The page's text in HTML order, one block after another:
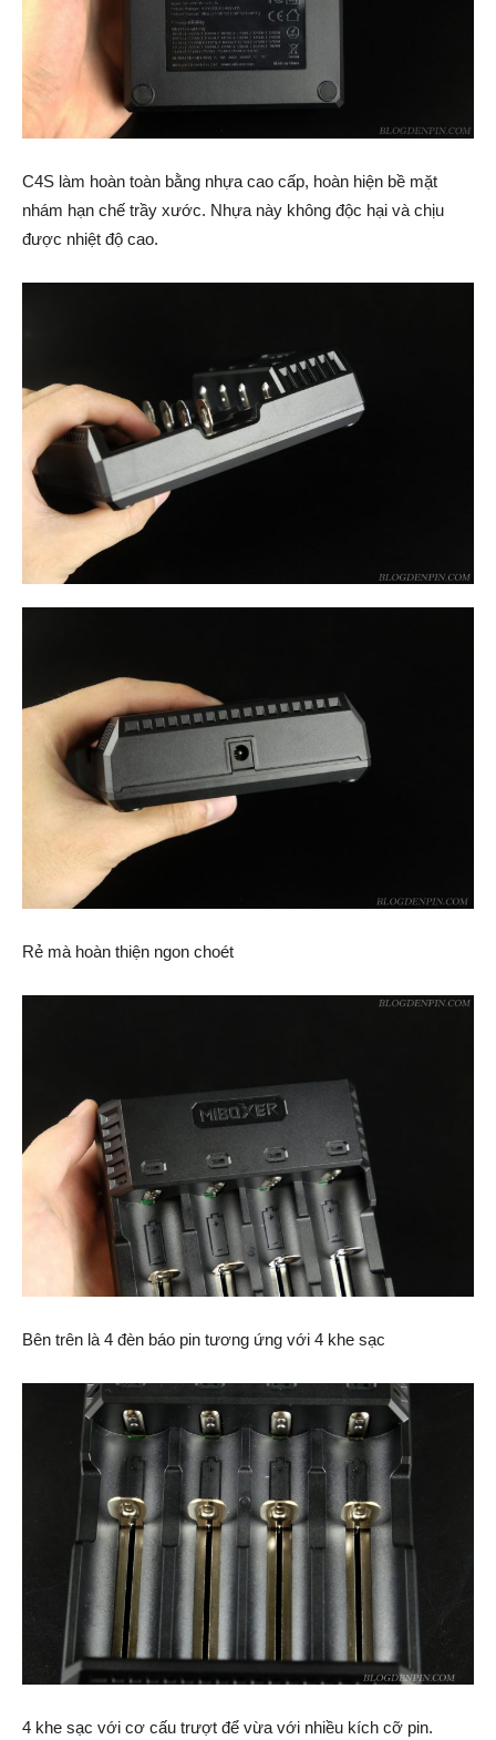
C4S làm hoàn toàn bằng nhựa cao cấp, hoàn hiện bề mặt
nhám hạn chế trầy xước. Nhựa này không độc hại và chịu
được nhiệt độ cao.
Rẻ mà hoàn thiện ngon choét
Bên trên là 4 đèn báo pin tương ứng với 4 khe sạc
4 khe sạc với cơ cấu trượt để vừa với nhiều kích cỡ pin.